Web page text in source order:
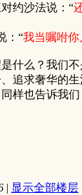
约沙法说：“
：“我当嘱咐你
么？我们不
追求奢华的
样也告诉我
| 显示全部楼层